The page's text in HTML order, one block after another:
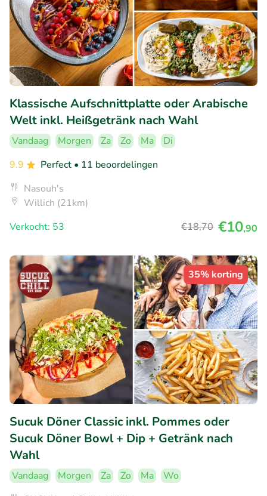
Klassische Aufschnittplatte oder Arabische
Welt inkl. Heißgetränk nach Wahl
Vandaag Morgen Za Zo Ma
Di
9.9
Perfect • 11 beoordelingen
Nasouh's
Willich (21km)
Verkocht: 53
€18,70 €10,90
35% korting
Sucuk Döner Classic inkl. Pommes oder
Sucuk Döner Bowl + Dip + Getränk nach
Wahl
Vandaag Morgen Za Zo Ma
Wo